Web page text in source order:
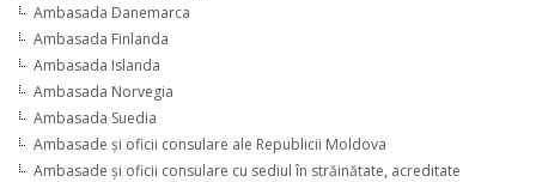
Ambasada Danemarca
Ambasada Finlanda
Ambasada Islanda
Ambasada Norvegia
Ambasada Suedia
Ambasade şi oficii consulare ale Republicii Moldova
Ambasade şi oficii consulare cu sediul în străinătate, acreditate